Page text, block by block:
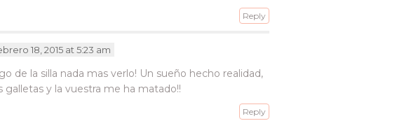
Reply
18, 2015 at 5:23 am
de la silla nada mas verlo! Un sueño hecho realidad,
y la vuestra me ha matado!!
Reply